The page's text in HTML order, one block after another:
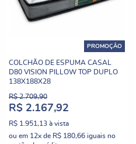
PROMOÇÃO
COLCHÃO DE ESPUMA CASAL
D80 VISION PILLOW TOP DUPLO
138X188X28
R$ 2.709,90
R$ 2.167,92
R$ 1.951,13 à vista
ou em 12x de R$ 180,66 iguais no